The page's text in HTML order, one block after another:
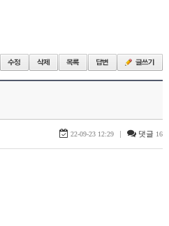
22-09-23 12:29 | 댓글 16